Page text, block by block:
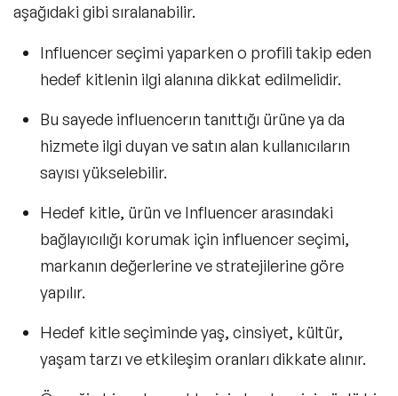
aşağıdaki gibi sıralanabilir.
Influencer seçimi yaparken o profili takip eden
hedef kitlenin ilgi alanına dikkat edilmelidir.
Bu sayede influencerın tanıttığı ürüne ya da
hizmete ilgi duyan ve satın alan kullanıcıların
sayısı yükselebilir.
Hedef kitle, ürün ve Influencer arasındaki
bağlayıcılığı korumak için influencer seçimi,
markanın değerlerine ve stratejilerine göre
yapılır.
Hedef kitle seçiminde yaş, cinsiyet, kültür,
yaşam tarzı ve etkileşim oranları dikkate alınır.